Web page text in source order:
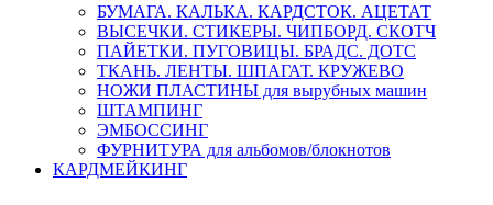
БУМАГА. КАЛЬКА. КАРДСТОК. АЦЕТАТ
ВЫСЕЧКИ. СТИКЕРЫ. ЧИПБОРД. СКОТЧ
ПАЙЕТКИ. ПУГОВИЦЫ. БРАДС. ДОТС
ТКАНЬ. ЛЕНТЫ. ШПАГАТ. КРУЖЕВО
НОЖИ ПЛАСТИНЫ для вырубных машин
ШТАМПИНГ
ЭМБОССИНГ
ФУРНИТУРА для альбомов/блокнотов
КАРДМЕЙКИНГ